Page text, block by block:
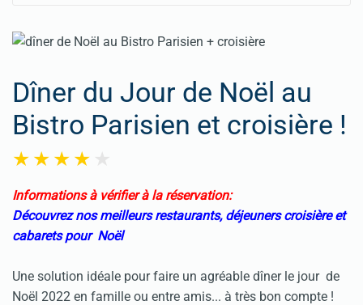
Dîner du Jour de Noël au
Bistro Parisien et croisière !
Informations à vérifier à la réservation:
Découvrez nos meilleurs restaurants, déjeuners croisière et
cabarets pour Noël
Une solution idéale pour faire un agréable dîner le jour de
Noël 2022 en famille ou entre amis... à très bon compte !